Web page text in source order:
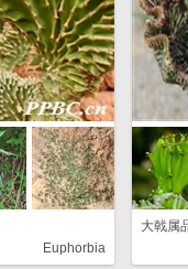
Euphorbia
大戟属